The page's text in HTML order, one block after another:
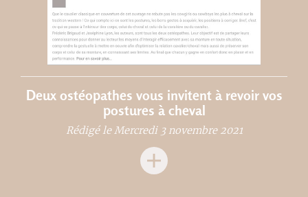
Deux ostéopathes vous invitent à revoir vos
postures à cheval
Rédigé le Mercredi 3 novembre 2021